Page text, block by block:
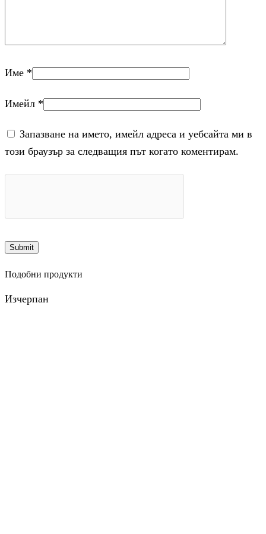
Име *
Имейл *
Запазване на името, имейл адреса и уебсайта ми в
този браузър за следващия път когато коментирам.
Подобни продукти
Изчерпан